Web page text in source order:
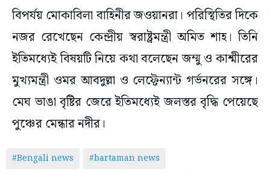
বিপর্যয় মোকাবিলা বাহিনীর জওয়ানরা। পরিস্থিতির দিকে
নজর রেখেছেন কেন্দ্রীয় স্বরাষ্ট্রমন্ত্রী অমিত শাহ। তিনি
ইতিমধ্যেই বিষয়টি নিয়ে কথা বলেছেন জম্মু ও কাশ্মীরের
মুখ্যমন্ত্রী ওমর আবদুল্লা ও লেফ্টেন্যান্ট গর্ভনরের সঙ্গে।
মেঘ ভাঙা বৃষ্টির জেরে ইতিমধ্যেই জলস্তর বৃদ্ধি পেয়েছে
পুঞ্চের মেন্ধার নদীর।
#Bengali news
#bartaman news